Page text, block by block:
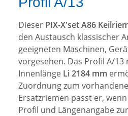
Dieser PIX-X'set A86
den Austausch klassischer
geeigneten Maschinen,
vorgesehen. Das Profil A/
Innenlänge Li 2184 mm
Zuordnung zum
Ersatzriemen passt er,
Profil und Längenangabe